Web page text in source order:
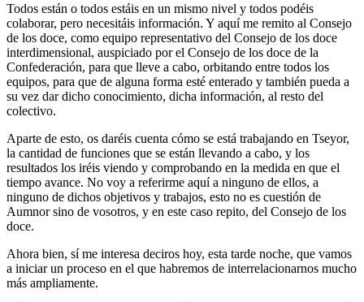
Todos están o todos estáis en un mismo nivel y todos podéis
colaborar, pero necesitáis información. Y aquí me remito al Consejo
de los doce, como equipo representativo del Consejo de los doce
interdimensional, auspiciado por el Consejo de los doce de la
Confederación, para que lleve a cabo, orbitando entre todos los
equipos, para que de alguna forma esté enterado y también pueda a
su vez dar dicho conocimiento, dicha información, al resto del
colectivo.
Aparte de esto, os daréis cuenta cómo se está trabajando en Tseyor,
la cantidad de funciones que se están llevando a cabo, y los
resultados los iréis viendo y comprobando en la medida en que el
tiempo avance. No voy a referirme aquí a ninguno de ellos, a
ninguno de dichos objetivos y trabajos, esto no es cuestión de
Aumnor sino de vosotros, y en este caso repito, del Consejo de los
doce.
Ahora bien, sí me interesa deciros hoy, esta tarde noche, que vamos
a iniciar un proceso en el que habremos de interrelacionarnos mucho
más ampliamente.